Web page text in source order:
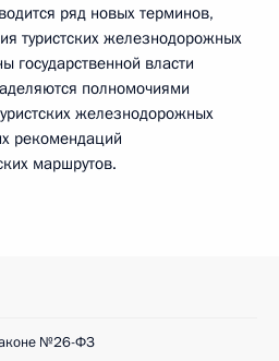
ряд новых терминов,
туристских железнодорожных
государственной власти
полномочиями
железнодорожных
рекомендаций
маршрутов.
№26-ФЗ